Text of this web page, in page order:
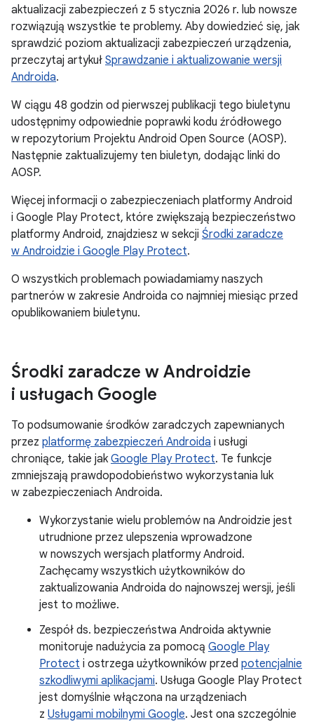
aktualizacji zabezpieczeń z 5 stycznia 2026 r. lub nowsze
rozwiązują wszystkie te problemy. Aby dowiedzieć się, jak
sprawdzić poziom aktualizacji zabezpieczeń urządzenia,
przeczytaj artykuł Sprawdzanie i aktualizowanie wersji
Androida.
W ciągu 48 godzin od pierwszej publikacji tego biuletynu
udostępnimy odpowiednie poprawki kodu źródłowego
w repozytorium Projektu Android Open Source (AOSP).
Następnie zaktualizujemy ten biuletyn, dodając linki do
AOSP.
Więcej informacji o zabezpieczeniach platformy Android
i Google Play Protect, które zwiększają bezpieczeństwo
platformy Android, znajdziesz w sekcji Środki zaradcze
w Androidzie i Google Play Protect.
O wszystkich problemach powiadamiamy naszych
partnerów w zakresie Androida co najmniej miesiąc przed
opublikowaniem biuletynu.
Środki zaradcze w Androidzie
i usługach Google
To podsumowanie środków zaradczych zapewnianych
przez platformę zabezpieczeń Androida i usługi
chroniące, takie jak Google Play Protect. Te funkcje
zmniejszają prawdopodobieństwo wykorzystania luk
w zabezpieczeniach Androida.
Wykorzystanie wielu problemów na Androidzie jest
utrudnione przez ulepszenia wprowadzone
w nowszych wersjach platformy Android.
Zachęcamy wszystkich użytkowników do
zaktualizowania Androida do najnowszej wersji, jeśli
jest to możliwe.
Zespół ds. bezpieczeństwa Androida aktywnie
monitoruje nadużycia za pomocą Google Play
Protect i ostrzega użytkowników przed potencjalnie
szkodliwymi aplikacjami. Usługa Google Play Protect
jest domyślnie włączona na urządzeniach
z Usługami mobilnymi Google. Jest ona szczególnie